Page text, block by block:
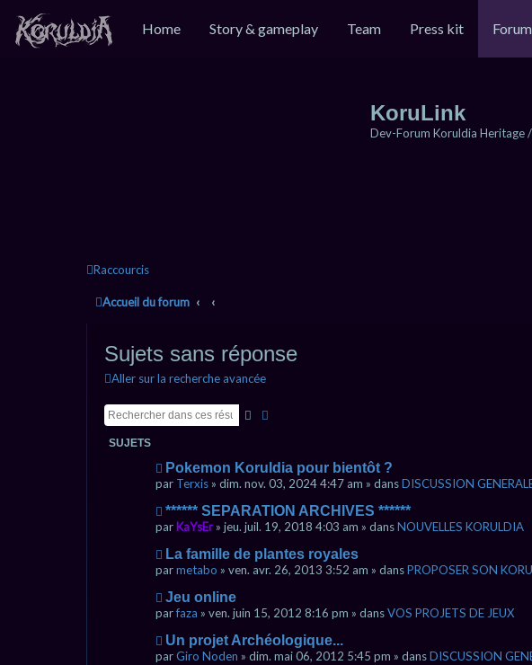
Home Story & gameplay Team Press kit Forum
KoruLink
Dev-Forum Koruldia Heritage
Raccourcis
Accueil du forum
Sujets sans réponse
Aller sur la recherche avancée
Rechercher
SUJETS
N
o
v
e
u
m
s
g
e
Pokemon Koruldia pour bientôt ?
par Terxis » dim. nov. 03, 2024 4:47 am » dansDISCUSSION
N
o
v
e
m
s
s
****** SEPARATION ARCHIVES ******
par KaYsEr» jeu. juil. 19, 2018 4:03 am » dansNOUVELLES KORULDIA
N
o
e
u
m
La famille de plantes royales
parmetabo » ven. avr. 26, 2013 3:52 am » dansPROPOSER SON
N
o
v
e
Jeu online
parfaza » ven. juin 15, 2012 8:16 pm » dansVOS PROJETS DE JEUX
N
o
Un projet Archéologique...
parGiro Noden » dim. mai 06, 2012 5:45 pm » dansDISCUSSION